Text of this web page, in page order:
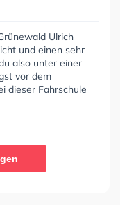
Ulrich
und einen sehr
also unter einer
vor dem
dieser Fahrschule